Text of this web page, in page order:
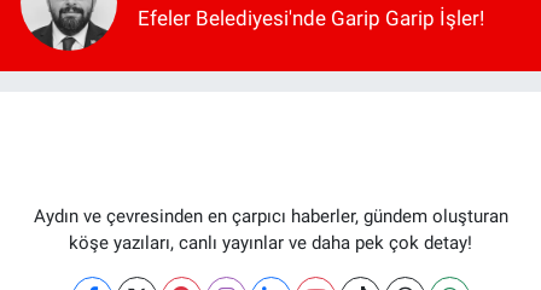
Efeler Belediyesi'nde Garip Garip İşler!
Aydın ve çevresinden en çarpıcı haberler, gündem oluşturan
köşe yazıları, canlı yayınlar ve daha pek çok detay!